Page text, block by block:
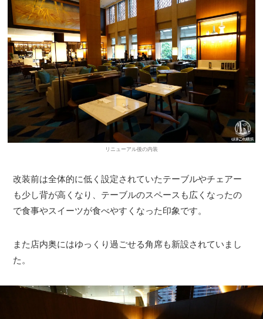
リニューアル後の内装
改装前は全体的に低く設定されていたテーブルやチェアー
も少し背が高くなり、テーブルのスペースも広くなったの
で食事やスイーツが食べやすくなった印象です。
また店内奥にはゆっくり過ごせる角席も新設されていまし
た。